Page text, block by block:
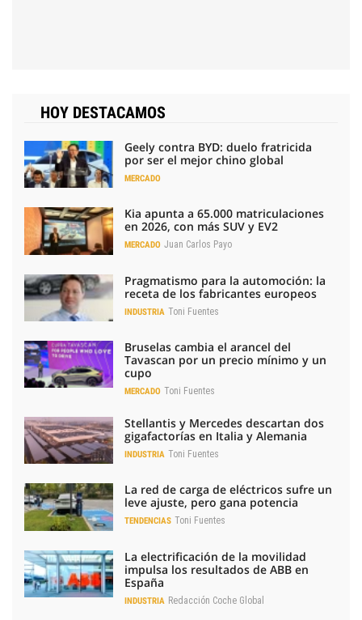
HOY DESTACAMOS
Geely contra BYD: duelo fratricida
por ser el mejor chino global
MERCADO
Kia apunta a 65.000 matriculaciones
en 2026, con más SUV y EV2
MERCADO Juan Carlos Payo
Pragmatismo para la automoción: la
receta de los fabricantes europeos
INDUSTRIA Toni Fuentes
Bruselas cambia el arancel del
Tavascan por un precio mínimo y un
cupo
MERCADO Toni Fuentes
Stellantis y Mercedes descartan dos
gigafactorías en Italia y Alemania
INDUSTRIA Toni Fuentes
La red de carga de eléctricos sufre un
leve ajuste, pero gana potencia
TENDENCIAS Toni Fuentes
La electrificación de la movilidad
impulsa los resultados de ABB en
España
INDUSTRIA Redacción Coche Global